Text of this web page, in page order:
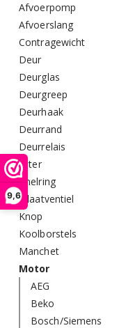
9,6
Afvoerpomp
Afvoerslang
Contragewicht
Deur
Deurglas
Deurgreep
Deurhaak
Deurrand
Deurrelais
Filter
Knelring
Inlaatventiel
Knop
Koolborstels
Manchet
Motor
AEG
Beko
Bosch/Siemens